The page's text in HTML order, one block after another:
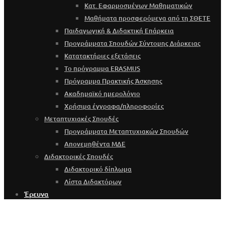
Κατ. Εφαρμοσμένων Μαθηματικών
Μαθήματα προσφερόμενα από τη ΣΘΕΤΕ
Παιδαγωγική & Διδακτική Επάρκεια
Προγράμματα Σπουδών Σύντομης Διάρκειας
Κατατακτήριες εξετάσεις
Το πρόγραμμα ERASMUS
Πρόγραμμα Πρακτικής Άσκησης
Ακαδημαϊκό ημερολόγιο
Χρήσιμα έγγραφα/πληροφορίες
Μεταπτυχιακές Σπουδές
Προγράμματα Μεταπτυχιακών Σπουδών
Απονεμηθέντα ΜΔΕ
Διδακτορικές Σπουδές
Διδακτορικό δίπλωμα
Λίστα Διδακτόρων
Έρευνα